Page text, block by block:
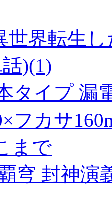
世界転生
)(1)
タイプ 漏
フカサ
まで
穹 封神演